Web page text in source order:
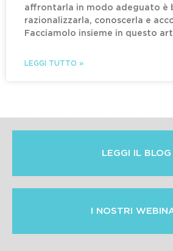
affrontarla in modo adeguato è
razionalizzarla, conoscerla e
Facciamolo insieme in questo
LEGGI TUTTO »
LEGGI IL BLOG
I NOSTRI